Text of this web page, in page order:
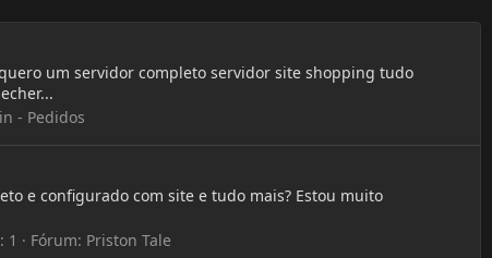
um servidor completo servidor site shopping tudo
- Pedidos
e configurado com site e tudo mais? Estou muito
1 Fórum: Priston Tale